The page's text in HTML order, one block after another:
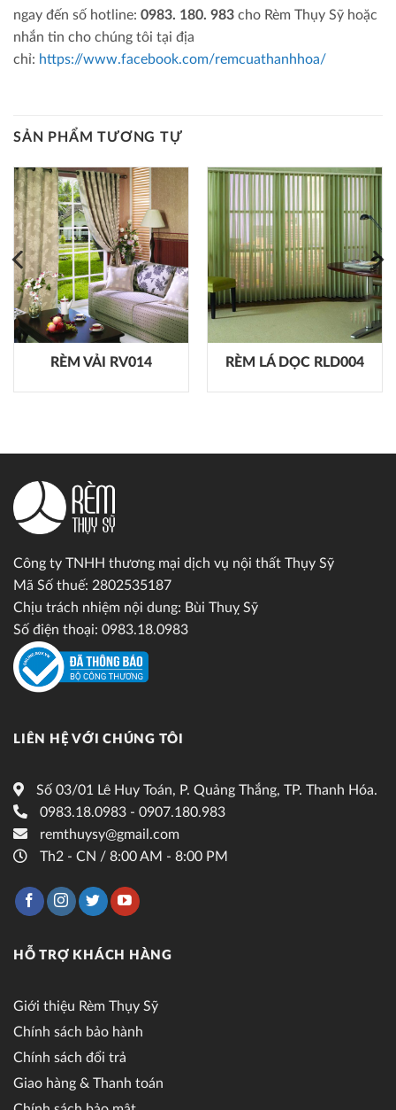
ngay đến số hotline: 0983. 180. 983 cho Rèm Thụy Sỹ hoặc
nhắn tin cho chúng tôi tại địa
chỉ: https://www.facebook.com/remcuathanhhoa/
SẢN PHẨM TƯƠNG TỰ
RÈM VẢI RV014 RÈM LÁ DỌC RLD004
Công ty TNHH thương mại dịch vụ nội thất Thụy Sỹ
Mã Số thuế: 2802535187
Chịu trách nhiệm nội dung: Bùi Thuỵ Sỹ
Số điện thoại: 0983.18.0983
LIÊN HỆ VỚI CHÚNG TÔI
Số 03/01 Lê Huy Toán, P. Quảng Thắng, TP. Thanh Hóa.
0983.18.0983 - 0907.180.983
remthuysy@gmail.com
Th2 - CN / 8:00 AM - 8:00 PM
HỖ TRỢ KHÁCH HÀNG
Giới thiệu Rèm Thụy Sỹ
Chính sách bảo hành
Chính sách đổi trả
Giao hàng & Thanh toán